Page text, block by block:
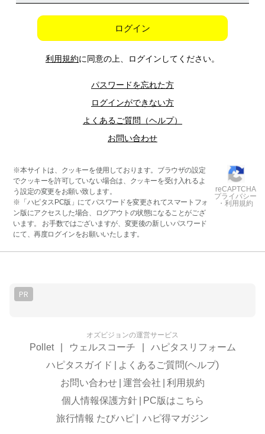
ログイン
利用規約に同意の上、ログインしてください。
パスワードを忘れた方
ログインができない方
よくあるご質問（ヘルプ）
お問い合わせ
※本サイトは、クッキーを使用しております。ブラウザの設定
でクッキーを許可していない場合は、クッキーを受け入れるよ
う設定の変更をお願い致します。
※「ハピタスPC版」にてパスワードを変更されてスマートフォ
ン版にアクセスした場合、ログアウトの状態になることがござ
います。 お手数ではございますが、変更後の新しいパスワード
にて、再度ログインをお願いいたします。
reCAPTCHA
プライバシー
・利用規約
PR
オズビジョンの運営サービス
Pollet ウェルスコーチ
ハピタスリフォーム
ハピタスガイド
よくあるご質問(ヘルプ)
お問い合わせ 運営会社
利用規約
個人情報保護方針
PC版はこちら
旅行情報 たびハピ
ハピ得マガジン